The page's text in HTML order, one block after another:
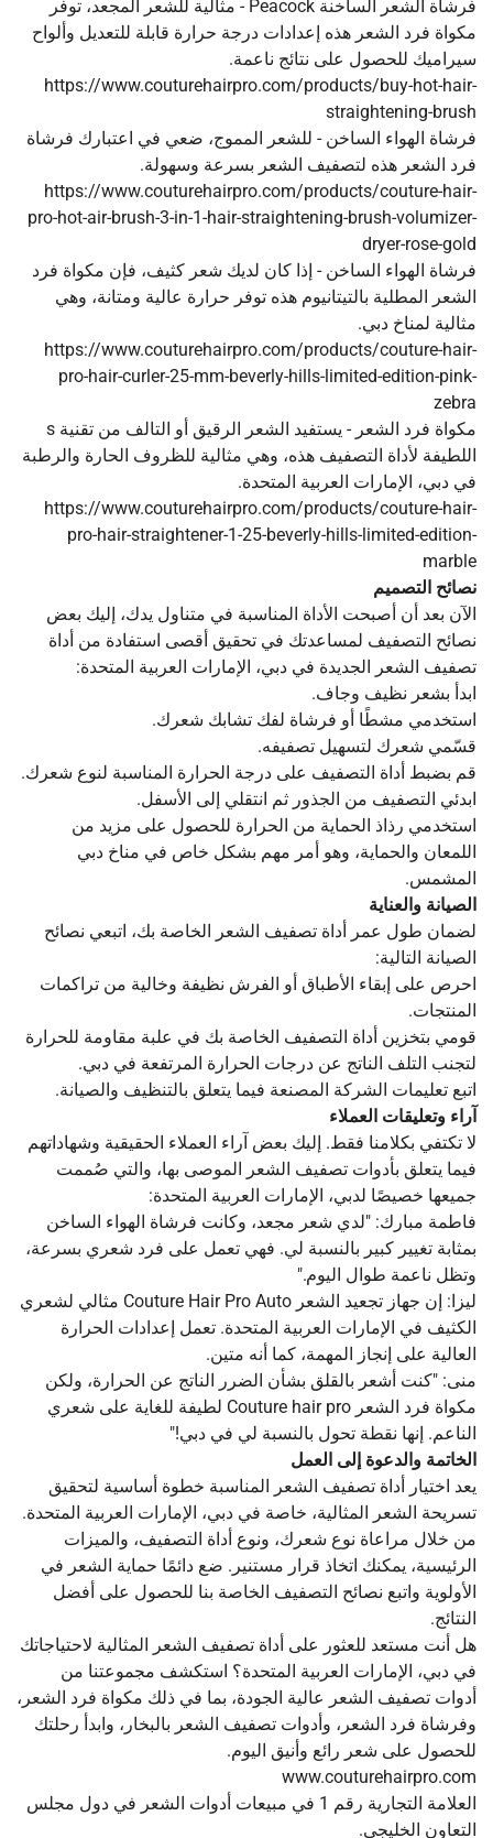
فرشاة الشعر الساخنة Peacock - مثالية للشعر المجعد، توفر
مكواة فرد الشعر هذه إعدادات درجة حرارة قابلة للتعديل وألواح
سيراميك للحصول على نتائج ناعمة.
https://www.couturehairpro.com/products/buy-hot-hair-
straightening-brush
فرشاة الهواء الساخن - للشعر المموج، ضعي في اعتبارك فرشاة
فرد الشعر هذه لتصفيف الشعر بسرعة وسهولة.
https://www.couturehairpro.com/products/couture-hair-
pro-hot-air-brush-3-in-1-hair-straightening-brush-volumizer-
dryer-rose-gold
فرشاة الهواء الساخن - إذا كان لديك شعر كثيف، فإن مكواة فرد
الشعر المطلية بالتيتانيوم هذه توفر حرارة عالية ومتانة، وهي
مثالية لمناخ دبي.
https://www.couturehairpro.com/products/couture-hair-
pro-hair-curler-25-mm-beverly-hills-limited-edition-pink-
zebra
مكواة فرد الشعر - يستفيد الشعر الرقيق أو التالف من تقنية s
اللطيفة لأداة التصفيف هذه، وهي مثالية للظروف الحارة والرطبة
في دبي، الإمارات العربية المتحدة.
https://www.couturehairpro.com/products/couture-hair-
pro-hair-straightener-1-25-beverly-hills-limited-edition-
marble
نصائح التصميم
الآن بعد أن أصبحت الأداة المناسبة في متناول يدك، إليك بعض
نصائح التصفيف لمساعدتك في تحقيق أقصى استفادة من أداة
تصفيف الشعر الجديدة في دبي، الإمارات العربية المتحدة:
ابدأ بشعر نظيف وجاف.
استخدمي مشطًا أو فرشاة لفك تشابك شعرك.
قسّمي شعرك لتسهيل تصفيفه.
قم بضبط أداة التصفيف على درجة الحرارة المناسبة لنوع شعرك.
ابدئي التصفيف من الجذور ثم انتقلي إلى الأسفل.
استخدمي رذاذ الحماية من الحرارة للحصول على مزيد من
اللمعان والحماية، وهو أمر مهم بشكل خاص في مناخ دبي
المشمس.
الصيانة والعناية
لضمان طول عمر أداة تصفيف الشعر الخاصة بك، اتبعي نصائح
الصيانة التالية:
احرص على إبقاء الأطباق أو الفرش نظيفة وخالية من تراكمات
المنتجات.
قومي بتخزين أداة التصفيف الخاصة بك في علبة مقاومة للحرارة
لتجنب التلف الناتج عن درجات الحرارة المرتفعة في دبي.
اتبع تعليمات الشركة المصنعة فيما يتعلق بالتنظيف والصيانة.
آراء وتعليقات العملاء
لا تكتفي بكلامنا فقط. إليك بعض آراء العملاء الحقيقية وشهاداتهم
فيما يتعلق بأدوات تصفيف الشعر الموصى بها، والتي صُممت
جميعها خصيصًا لدبي، الإمارات العربية المتحدة:
فاطمة مبارك: "لدي شعر مجعد، وكانت فرشاة الهواء الساخن
بمثابة تغيير كبير بالنسبة لي. فهي تعمل على فرد شعري بسرعة،
وتظل ناعمة طوال اليوم."
ليزا: إن جهاز تجعيد الشعر Couture Hair Pro Auto مثالي لشعري
الكثيف في الإمارات العربية المتحدة. تعمل إعدادات الحرارة
العالية على إنجاز المهمة، كما أنه متين.
منى: "كنت أشعر بالقلق بشأن الضرر الناتج عن الحرارة، ولكن
مكواة فرد الشعر Couture hair pro لطيفة للغاية على شعري
الناعم. إنها نقطة تحول بالنسبة لي في دبي!"
الخاتمة والدعوة إلى العمل
يعد اختيار أداة تصفيف الشعر المناسبة خطوة أساسية لتحقيق
تسريحة الشعر المثالية، خاصة في دبي، الإمارات العربية المتحدة.
من خلال مراعاة نوع شعرك، ونوع أداة التصفيف، والميزات
الرئيسية، يمكنك اتخاذ قرار مستنير. ضع دائمًا حماية الشعر في
الأولوية واتبع نصائح التصفيف الخاصة بنا للحصول على أفضل
النتائج.
هل أنت مستعد للعثور على أداة تصفيف الشعر المثالية لاحتياجاتك
في دبي، الإمارات العربية المتحدة؟ استكشف مجموعتنا من
أدوات تصفيف الشعر عالية الجودة، بما في ذلك مكواة فرد الشعر،
وفرشاة فرد الشعر، وأدوات تصفيف الشعر بالبخار، وابدأ رحلتك
للحصول على شعر رائع وأنيق اليوم.
www.couturehairpro.com
العلامة التجارية رقم 1 في مبيعات أدوات الشعر في دول مجلس
التعاون الخليجي.